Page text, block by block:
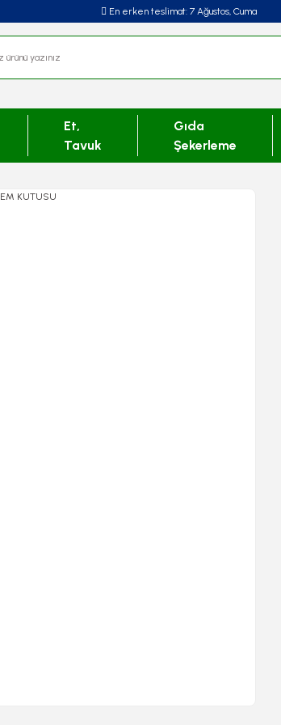
En erken teslimat: 7 Ağustos, Cuma
Et,
Tavuk
Gıda
Şekerleme